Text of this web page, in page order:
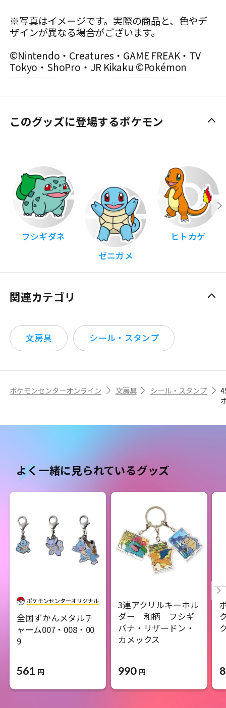
※写真はイメージです。実際の商品と、色やデ
ザインが異なる場合がございます。
©Nintendo・Creatures・GAME FREAK・TV
Tokyo・ShoPro・JR Kikaku ©Pokémon
このグッズに登場するポケモン
フシギダネ
ゼニガメ
ヒトカゲ
関連カテゴリ
文房具 シール・スタンプ
ポケモンセンターオンライン 文房具 シール・スタンプ
よく一緒に見られているグッズ
全国ずかんメタルチ
ャーム007・008・00
9
561 円
3連アクリルキーホル
ダー 和柄 フシギ
バナ・リザードン・
カメックス
990 円